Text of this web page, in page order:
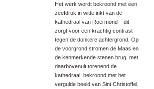
Het werk wordt bekroond met een
zeefdruk in witte inkt van de
kathedraal van Roermond – dit
zorgt voor een krachtig contrast
tegen de donkere achtergrond. Op
de voorgrond stromen de Maas en
de kenmerkende stenen brug, met
daarbovenuit torenend de
kathedraal, bekroond met het
vergulde beeld van Sint Christoffel,